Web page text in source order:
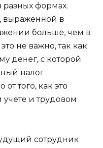
разных формах.
выраженной в
больше, чем в
не важно, так как
денег, с которой
налог
того, как это
учете и трудовом
сотрудник